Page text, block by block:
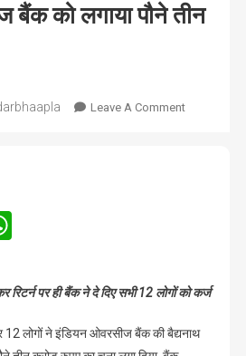
बैंक को लगाया पौने तीन
Leave A CommentOn
का
WhatsApp
पर ही बैंक ने दे दिए सभी 12 लोगों को कर्ज
12 लोगों ने इंडियन ओवरसीज बैंक की बैद्यनाथ